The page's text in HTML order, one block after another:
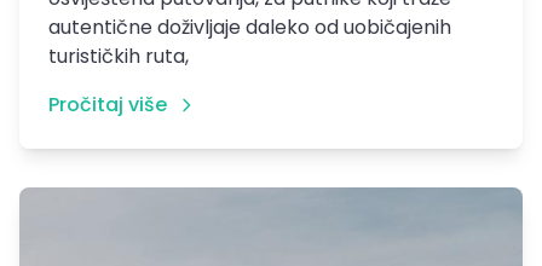
autentične doživljaje daleko od uobičajenih
turističkih ruta,
Pročitaj više